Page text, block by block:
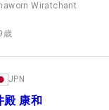
Wiratchant
歳
JPN
殿 康和